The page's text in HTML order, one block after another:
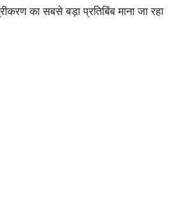
का सबसे बड़ा प्रतिबिंब माना जा रहा